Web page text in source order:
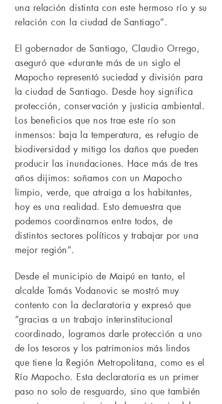
una relación distinta con este hermoso río y su
relación con la ciudad de Santiago”.
El gobernador de Santiago, Claudio Orrego,
aseguró que «durante más de un siglo el
Mapocho representó suciedad y división para
la ciudad de Santiago. Desde hoy significa
protección, conservación y justicia ambiental.
Los beneficios que nos trae este río son
inmensos: baja la temperatura, es refugio de
biodiversidad y mitiga los daños que pueden
producir las inundaciones. Hace más de tres
años dijimos: soñamos con un Mapocho
limpio, verde, que atraiga a los habitantes,
hoy es una realidad. Esto demuestra que
podemos coordinarnos entre todos, de
distintos sectores políticos y trabajar por una
mejor región”.
Desde el municipio de Maipú en tanto, el
alcalde Tomás Vodanovic se mostró muy
contento con la declaratoria y expresó que
“gracias a un trabajo interinstitucional
coordinado, logramos darle protección a uno
de los tesoros y los patrimonios más lindos
que tiene la Región Metropolitana, como es el
Río Mapocho. Esta declaratoria es un primer
paso no solo de resguardo, sino que también